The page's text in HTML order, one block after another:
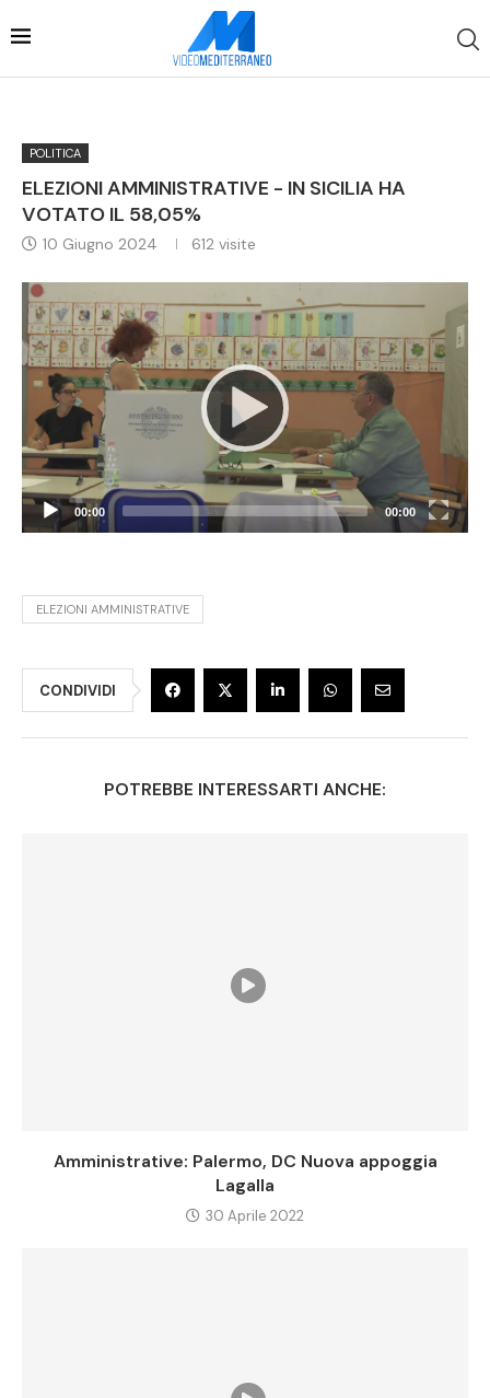
POLITICA
ELEZIONI AMMINISTRATIVE - IN SICILIA HA
VOTATO IL 58,05%
10 Giugno 2024 612 visite
Video
Player
00:00 00:00
ELEZIONI AMMINISTRATIVE
CONDIVIDI
POTREBBE INTERESSARTI ANCHE:
Amministrative: Palermo, DC Nuova appoggia
Lagalla
30 Aprile 2022